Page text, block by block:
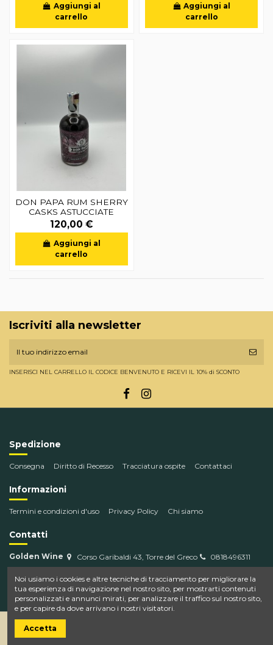
Aggiungi al
carrello
Aggiungi al
carrello
DON PAPA RUM SHERRY
CASKS ASTUCCIATE
120,00 €
Aggiungi al
carrello
Iscriviti alla newsletter
INSERISCI NEL CARRELLO IL CODICE BENVENUTO E RICEVI IL 10% di SCONTO
Spedizione
Consegna Diritto di Recesso Tracciatura ospite Contattaci
Informazioni
Termini e condizioni d'uso Privacy Policy Chi siamo
Contatti
Golden Wine Corso Garibaldi 43, Torre del Greco
0818496311
info@goldenwine.com
Noi usiamo i cookies e altre tecniche di tracciamento per migliorare la
tua esperienza di navigazione nel nostro sito, per mostrarti contenuti
personalizzati e annunci mirati, per analizzare il traffico sul nostro sito,
e per capire da dove arrivano i nostri visitatori.
Accetta